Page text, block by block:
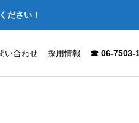
ださい！
い合わせ 採用情報 ☎ 06-7503-